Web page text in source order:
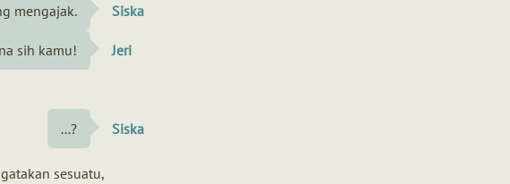
Siska
mengajak.
Jeri
sih kamu!
Siska
...?
sesuatu,